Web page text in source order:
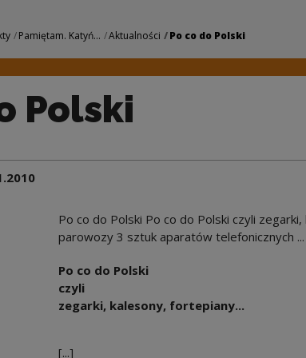
Centrum
Pamiętam. Katyń... Aktualności Po co do Polski
Polski
Po co do Polski Po co do Polski czyli
parowozy 3 sztuk aparatów telefonicznych ...
Po co do Polski
czyli
zegarki, kalesony, fortepiany...
[...]